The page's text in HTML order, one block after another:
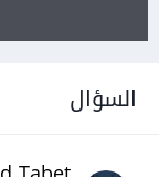
السؤال